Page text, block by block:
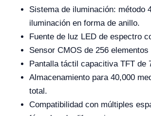
Sistema de iluminación: método
iluminación en forma de anillo.
Fuente de luz LED de espectro
Sensor CMOS de 256 elementos
Pantalla táctil capacitiva TFT de
Almacenamiento para 40,000
total.
Compatibilidad con múltiples